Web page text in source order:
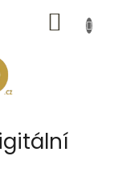
KOŠÍK